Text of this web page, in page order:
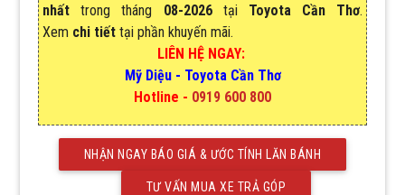
nhất
trong tháng 08-2026 tại Toyota Cần Thơ.
Xem chi tiết tại phần khuyến mãi.
LIÊN HỆ NGAY:
Mỹ Diệu - Toyota Cần Thơ
Hotline - 0919 600 800
NHẬN NGAY BÁO GIÁ & ƯỚC TÍNH LĂN BÁNH
TƯ VẤN MUA XE TRẢ GÓP